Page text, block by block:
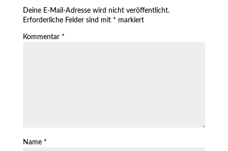
Deine E-Mail-Adresse wird nicht veröffentlicht.
Erforderliche Felder sind mit * markiert
Kommentar *
Name *